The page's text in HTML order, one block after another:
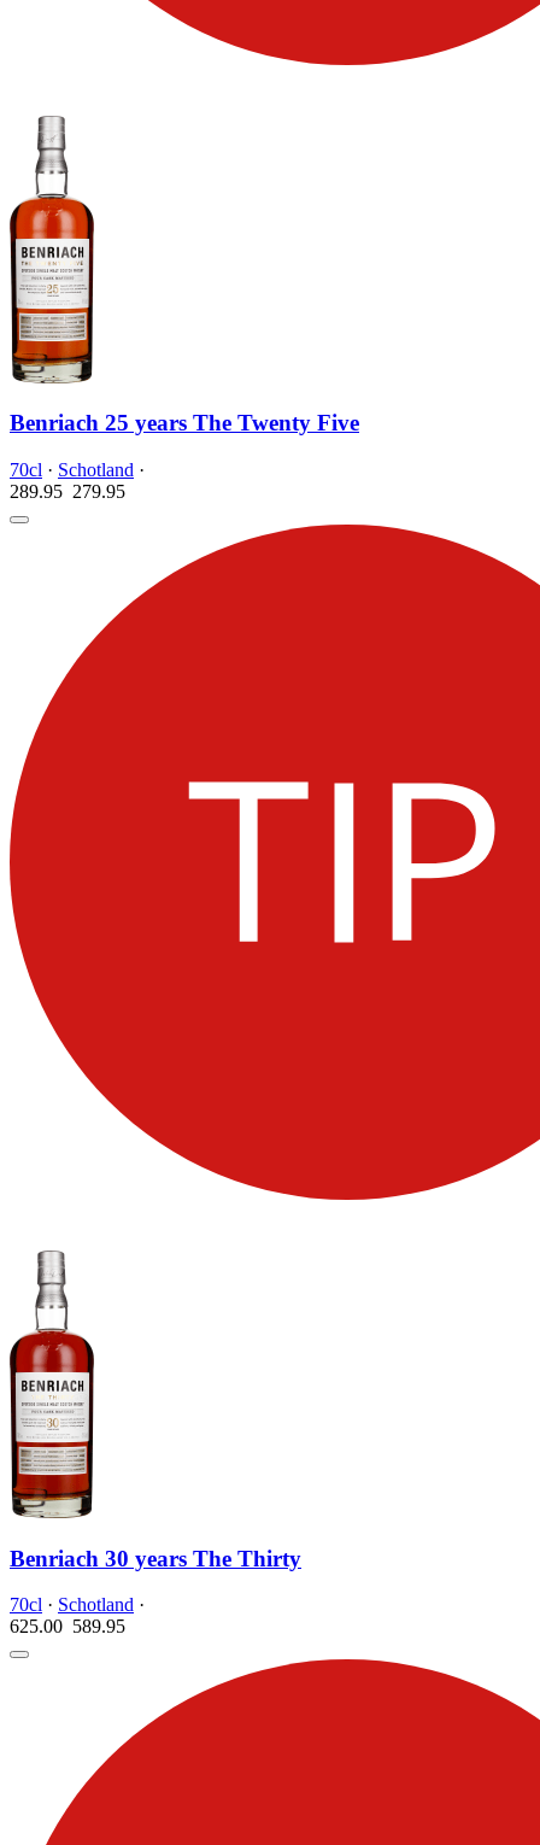
Benriach 25 years The Twenty Five
70cl · Schotland ·
289.95 279.95
Benriach 30 years The Thirty
70cl · Schotland ·
625.00 589.95